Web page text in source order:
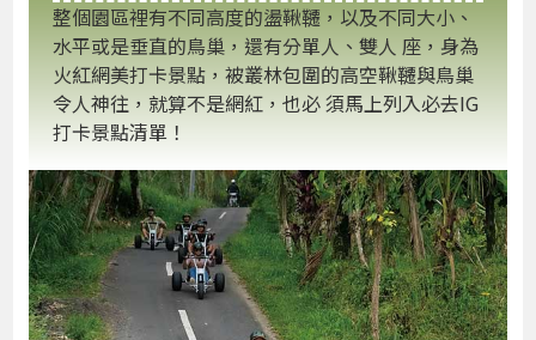
整個園區裡有不同高度的盪鞦韆，以及不同大小、
水平或是垂直的鳥巢，還有分單人、雙人 座，身為
火紅網美打卡景點，被叢林包圍的高空鞦韆與鳥巢
令人神往，就算不是網紅，也必 須馬上列入必去IG
打卡景點清單！